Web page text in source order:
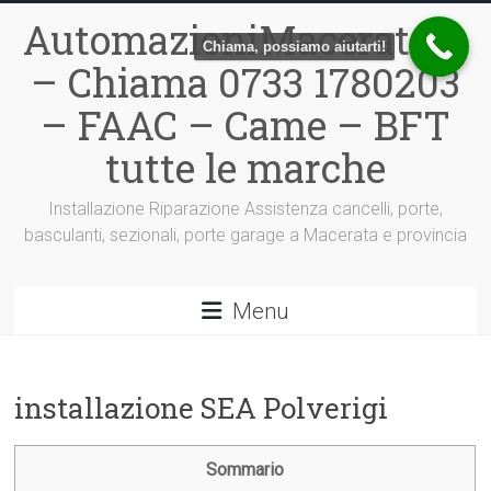
contenuto
AutomazioniMacerata.it
– Chiama 0733 1780203
– FAAC – Came – BFT
tutte le marche
Installazione Riparazione Assistenza cancelli, porte,
basculanti, sezionali, porte garage a Macerata e provincia
Menu
installazione SEA Polverigi
Sommario
Chiama, possiamo aiutarti!